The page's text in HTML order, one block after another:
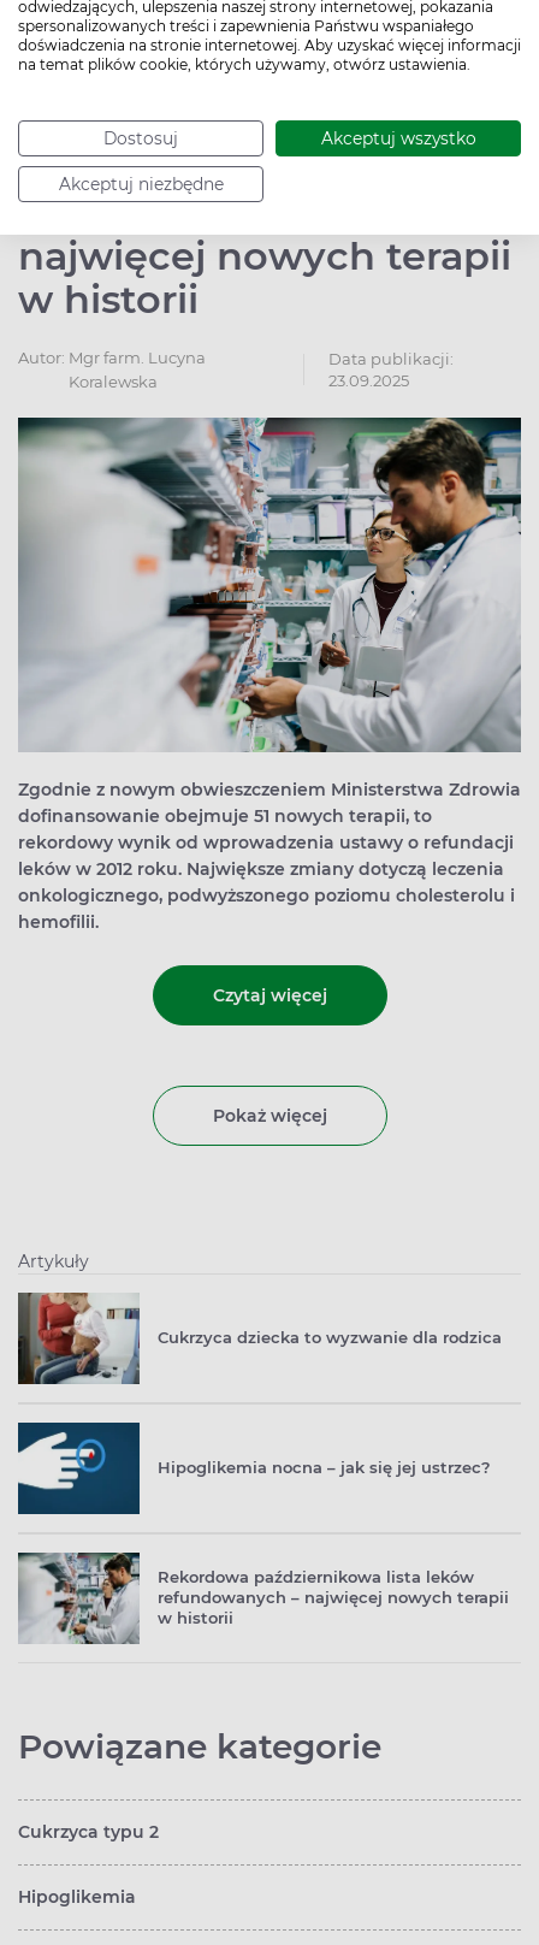
odwiedzających, ulepszenia naszej strony internetowej, pokazania
spersonalizowanych treści i zapewnienia Państwu wspaniałego
doświadczenia na stronie internetowej. Aby uzyskać więcej informacji
na temat plików cookie, których używamy, otwórz ustawienia.
Dostosuj Akceptuj wszystko
Akceptuj niezbędne
Czytaj więcej
Rekordowa
październikowa lista
leków refundowanych –
najwięcej nowych terapii
w historii
Autor: Mgr farm. Lucyna
Koralewska
Data publikacji:
23.09.2025
Zgodnie z nowym obwieszczeniem Ministerstwa Zdrowia
dofinansowanie obejmuje 51 nowych terapii, to
rekordowy wynik od wprowadzenia ustawy o refundacji
leków w 2012 roku. Największe zmiany dotyczą leczenia
onkologicznego, podwyższonego poziomu cholesterolu i
hemofilii.
Czytaj więcej
Pokaż więcej
Artykuły
Cukrzyca dziecka to wyzwanie dla rodzica
Hipoglikemia nocna – jak się jej ustrzec?
Rekordowa październikowa lista leków
refundowanych – najwięcej nowych terapii
w historii
Powiązane kategorie
Cukrzyca typu 2
Hipoglikemia